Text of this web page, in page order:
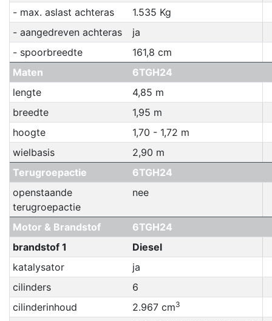
- max. aslast achteras
1.535 Kg
- aangedreven achteras
ja
- spoorbreedte
161,8 cm
Maten
6TGH24
lengte
4,85 m
breedte
1,95 m
hoogte
1,70 - 1,72 m
wielbasis
2,90 m
Terugroepactie
6TGH24
openstaande
terugroepactie
nee
Motor & Brandstof
6TGH24
brandstof 1
Diesel
katalysator
ja
cilinders
6
cilinderinhoud
2.967 cm3